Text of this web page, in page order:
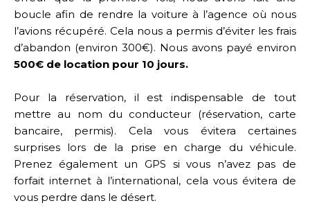
boucle afin de rendre la voiture à l’agence où nous
l’avions récupéré. Cela nous a permis d’éviter les frais
d’abandon (environ 300€). Nous avons payé environ
500€ de location pour 10 jours.
Pour la réservation, il est indispensable de tout
mettre au nom du conducteur (réservation, carte
bancaire, permis). Cela vous évitera certaines
surprises lors de la prise en charge du véhicule.
Prenez également un GPS si vous n’avez pas de
forfait internet à l’international, cela vous évitera de
vous perdre dans le désert.